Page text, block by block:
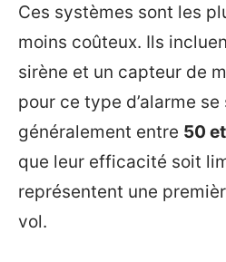
Ces systèmes sont les
moins coûteux. Ils
sirène et un capteur de
pour ce type d’alarme
généralement entre 50
que leur efficacité soit
représentent une
vol.